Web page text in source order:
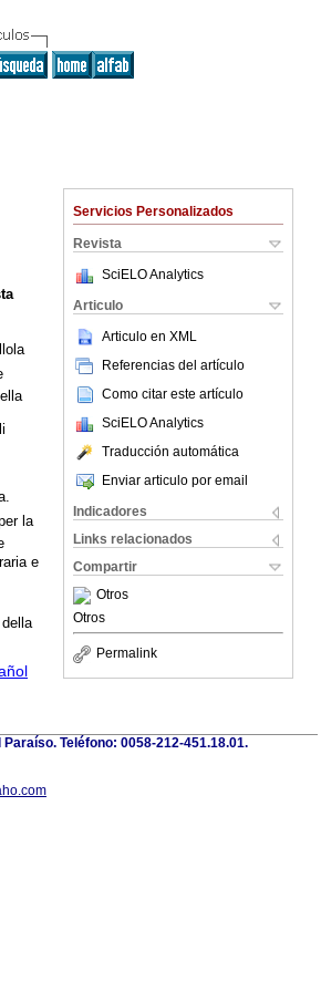
Servicios Personalizados
Revista
SciELO Analytics
Articulo
Articulo en XML
Referencias del artículo
Como citar este artículo
SciELO Analytics
Traducción automática
Enviar articulo por email
Indicadores
Links relacionados
Compartir
Otros
Otros
Permalink
la
e
Teléfono: 0058-212-451.18.01.